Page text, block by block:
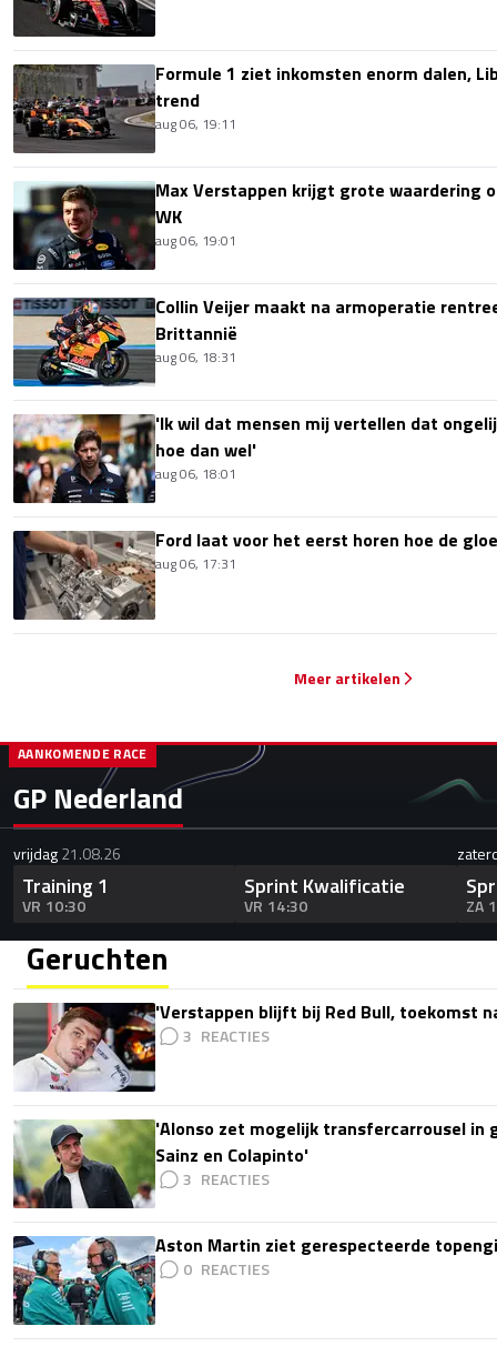
Formule 1 ziet inkomsten enorm dalen,
trend
aug 06, 19:11
Max Verstappen krijgt grote waardering
WK
aug 06, 19:01
Collin Veijer maakt na armoperatie
Brittannië
aug 06, 18:31
'Ik wil dat mensen mij vertellen dat
hoe dan wel'
aug 06, 18:01
Ford laat voor het eerst horen hoe de
aug 06, 17:31
Meer artikelen
GP Nederland
AANKOMENDE RACE
vrijdag21.08.26
Training 1
VR 10:30
Sprint Kwalificatie
VR 14:30 ZA
Geruchten
'Verstappen blijft bij Red Bull, toekomst
3
'Alonso zet mogelijk transfercarrousel in
Sainz en Colapinto'
3
Aston Martin ziet gerespecteerde
0